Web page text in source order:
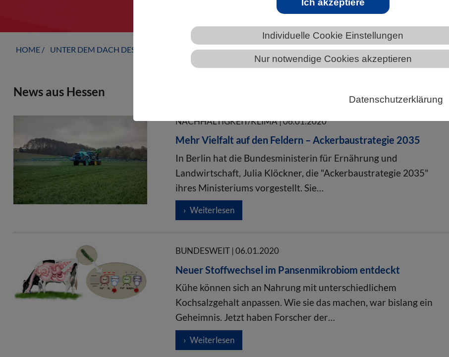
Ich akzeptiere
Individuelle Cookie Einstellungen
Nur notwendige Cookies akzeptieren
Datenschutzerklärung
HOME UNTER DEM DACH DES VBIO LANDESVERBÄNDE HESSEN Allgemeine News aus den Biowissenschaften
News aus Hessen
NACHHALTIGKEIT/KLIMA | 06.01.2020
Mehr Vielfalt auf den Feldern – Ackerbaustrategie 2035
In Berlin hat die Bundesministerin für Ernährung und
Landwirtschaft, Julia Klöckner, die "Ackerbaustrategie 2035"
ihres Ministeriums vorgestellt. Sie…
Weiterlesen
BUNDESWEIT | 06.01.2020
Neuer Stoffwechsel im Pansenmikrobiom entdeckt
Kühe können sich an Nahrung mit unterschiedlichem
Kochsalzgehalt anpassen. Wie sie das machen, war bislang ein
Geheimnis. Jetzt haben Forscher der…
Weiterlesen